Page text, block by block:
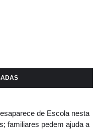
de Escola nesta
familiares pedem ajuda a